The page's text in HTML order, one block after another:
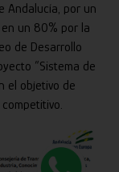
Andalucía, por un
un 80% por la
de Desarrollo
“Sistema de
el objetivo de